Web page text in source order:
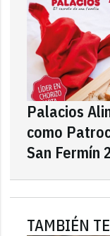
Palacios
como
San Fermín
TAMBIÉN